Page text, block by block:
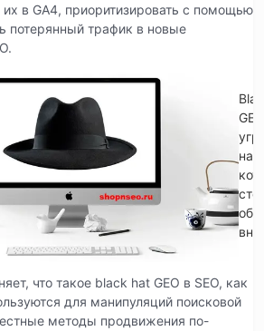
в GA4, приоритизировать с помощью
потерянный трафик в новые
на
что такое black hat GEO в SEO, как
для манипуляций поисковой
методы продвижения по-